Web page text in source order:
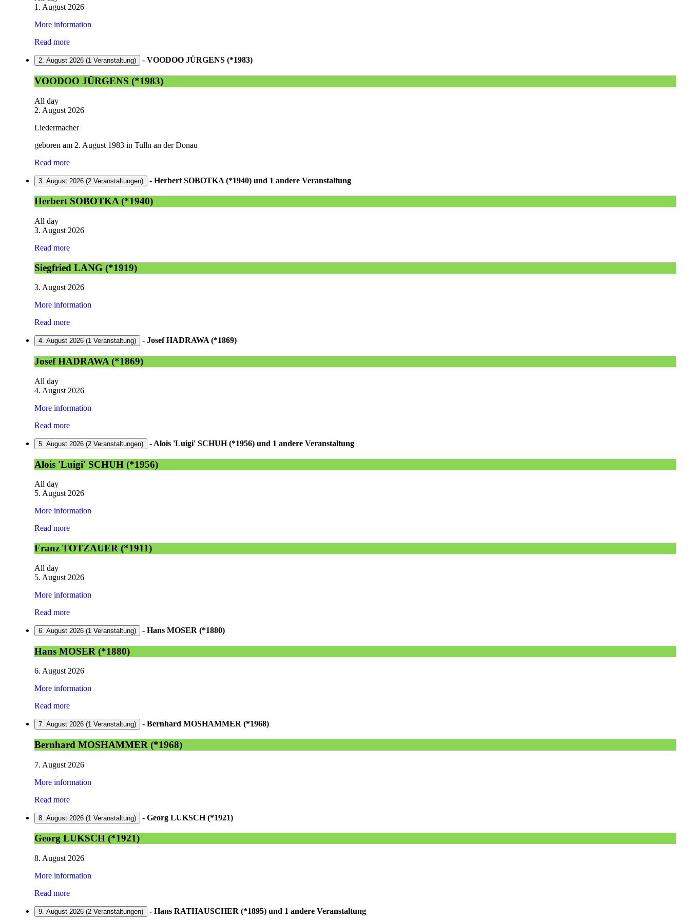
1. August 2026
More information
Read more
2. August 2026 (1 Veranstaltung) - VOODOO JÜRGENS (*1983)
VOODOO JÜRGENS (*1983)
All day
2. August 2026
Liedermacher
geboren am 2. August 1983 in Tulln an der Donau
Read more
3. August 2026 (2 Veranstaltungen) - Herbert SOBOTKA (*1940) und 1 andere Veranstaltung
Herbert SOBOTKA (*1940)
All day
3. August 2026
Read more
Siegfried LANG (*1919)
3. August 2026
More information
Read more
4. August 2026 (1 Veranstaltung) - Josef HADRAWA (*1869)
Josef HADRAWA (*1869)
All day
4. August 2026
More information
Read more
5. August 2026 (2 Veranstaltungen) - Alois 'Luigi' SCHUH (*1956) und 1 andere Veranstaltung
Alois 'Luigi' SCHUH (*1956)
All day
5. August 2026
More information
Read more
Franz TOTZAUER (*1911)
All day
5. August 2026
More information
Read more
6. August 2026 (1 Veranstaltung) - Hans MOSER (*1880)
Hans MOSER (*1880)
6. August 2026
More information
Read more
7. August 2026 (1 Veranstaltung) - Bernhard MOSHAMMER (*1968)
Bernhard MOSHAMMER (*1968)
7. August 2026
More information
Read more
8. August 2026 (1 Veranstaltung) - Georg LUKSCH (*1921)
Georg LUKSCH (*1921)
8. August 2026
More information
Read more
9. August 2026 (2 Veranstaltungen) - Hans RATHAUSCHER (*1895) und 1 andere Veranstaltung